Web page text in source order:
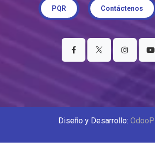
PQR Contáctenos
Diseño y Desarrollo: